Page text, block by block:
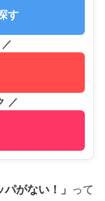
す
／
パがない！」
って